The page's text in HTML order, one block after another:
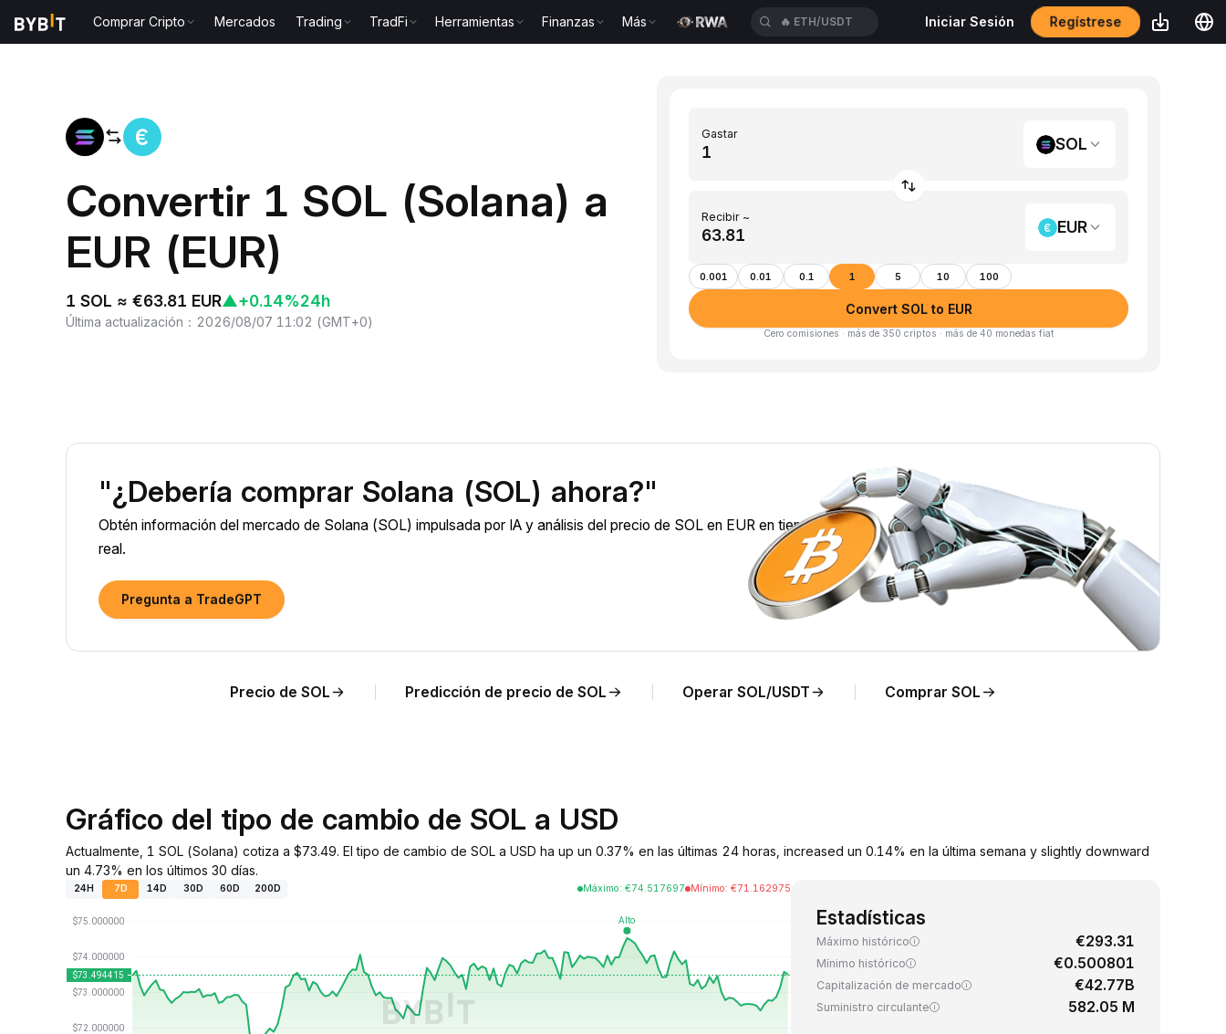
Comprar Cripto Mercados Trading TradFi Herramientas Finanzas Más 🔥 ETH/USDT Iniciar Sesión Regístrese
Convertir 1 SOL (Solana) a
EUR (EUR)
1 SOL ≈ €63.81 EUR▲+0.14%24h
Última actualización ： 2026/08/07 11:02 (GMT+0)
Gastar
SOL
Recibir ~
EUR
0.001 0.01 0.1 1 5 10 100
Convert SOL to EUR
Cero comisiones · más de 350 criptos · más de 40 monedas fiat
"¿Debería comprar Solana (SOL) ahora?"
Obtén información del mercado de Solana (SOL) impulsada por IA y análisis del precio de SOL en EUR en tiempo
real.
Pregunta a TradeGPT
Precio de SOL Predicción de precio de SOL Operar SOL/USDT Comprar SOL
Gráfico del tipo de cambio de SOL a USD
Actualmente, 1 SOL (Solana) cotiza a $73.49. El tipo de cambio de SOL a USD ha up un 0.37% en las últimas 24 horas, increased un 0.14% en la última semana y slightly downward
un 4.73% en los últimos 30 días.
24H 7D 14D 30D 60D 200D Máximo: €74.517697 Mínimo: €71.162975
Estadísticas
Máximo histórico €293.31
Mínimo histórico €0.500801
Capitalización de mercado €42.77B
Suministro circulante 582.05 M